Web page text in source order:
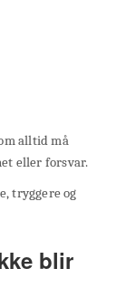
alltid må
eller forsvar.
tryggere og
blir